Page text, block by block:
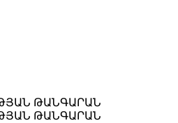
ԹԱՆԳԱՐԱՆ
ԹԱՆԳԱՐԱՆ